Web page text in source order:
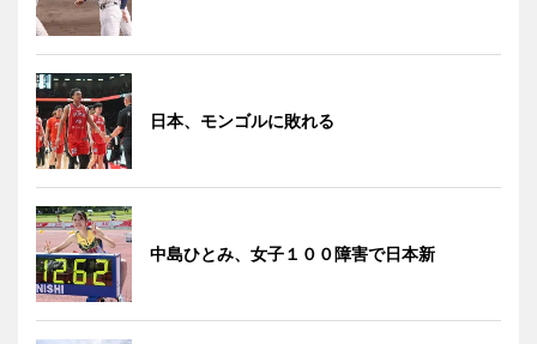
日本、モンゴルに敗れる
中島ひとみ、女子１００障害で日本新